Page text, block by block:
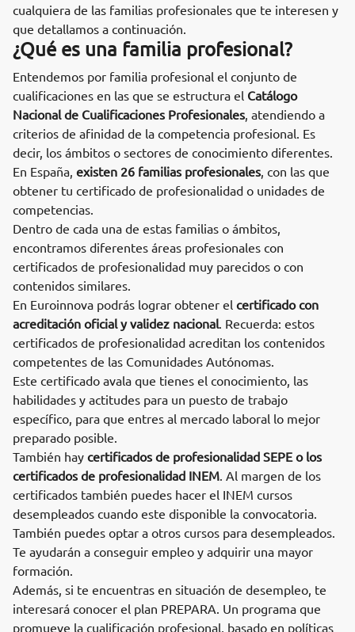
cualquiera de las familias profesionales que te interesen y
que detallamos a continuación.
¿Qué es una familia profesional?
Entendemos por familia profesional el conjunto de
cualificaciones en las que se estructura el Catálogo
Nacional de Cualificaciones Profesionales, atendiendo a
criterios de afinidad de la competencia profesional. Es
decir, los ámbitos o sectores de conocimiento diferentes.
En España, existen 26 familias profesionales, con las que
obtener tu certificado de profesionalidad o unidades de
competencias.
Dentro de cada una de estas familias o ámbitos,
encontramos diferentes áreas profesionales con
certificados de profesionalidad muy parecidos o con
contenidos similares.
En Euroinnova podrás lograr obtener el certificado con
acreditación oficial y validez nacional. Recuerda: estos
certificados de profesionalidad acreditan los contenidos
competentes de las Comunidades Autónomas.
Este certificado avala que tienes el conocimiento, las
habilidades y actitudes para un puesto de trabajo
específico, para que entres al mercado laboral lo mejor
preparado posible.
También hay certificados de profesionalidad SEPE o los
certificados de profesionalidad INEM. Al margen de los
certificados también puedes hacer el INEM cursos
desempleados cuando este disponible la convocatoria.
También puedes optar a otros cursos para desempleados.
Te ayudarán a conseguir empleo y adquirir una mayor
formación.
Además, si te encuentras en situación de desempleo, te
interesará conocer el plan PREPARA. Un programa que
promueve la cualificación profesional, basado en políticas